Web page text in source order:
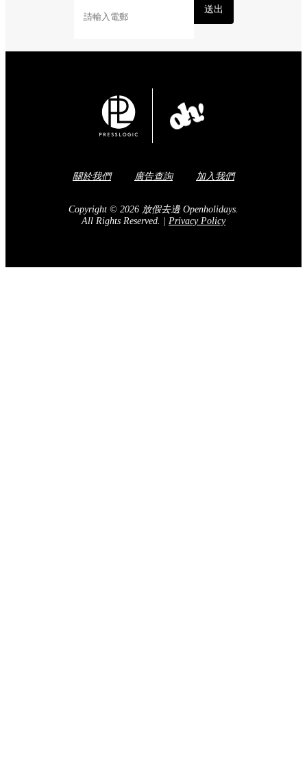
送出
關於我們 廣告查詢 加入我們
Copyright © 2026 放假去邊 Openholidays.
All Rights Reserved.
Privacy Policy